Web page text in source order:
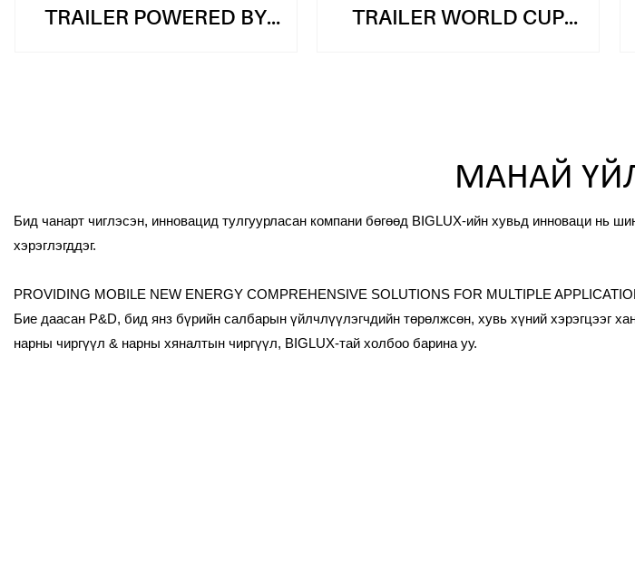
TRAILER POWERED BY
TRAILER WORLD CUP
МАНАЙ
Бид чанарт чиглэсэн, инновацид тулгуурласан компани бөгөөд BIGLUX-ийн хувьд инноваци нь
хэрэглэгддэг.
PROVIDING MOBILE NEW ENERGY COMPREHENSIVE SOLUTIONS FOR MULTIPLE
Бие даасан Р&D, бид янз бүрийн салбарын үйлчлүүлэгчдийн төрөлжсөн, хувь хүний ​​хэрэгцээг
нарны чиргүүл & нарны хяналтын чиргүүл, BIGLUX-тай холбоо барина уу.